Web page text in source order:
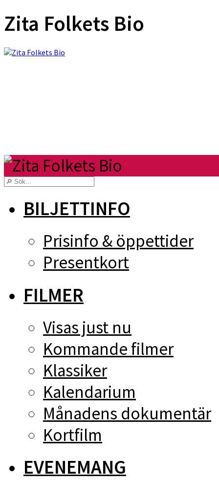
Zita Folkets Bio
BILJETTINFO
Prisinfo & öppettider
Presentkort
FILMER
Visas just nu
Kommande filmer
Klassiker
Kalendarium
Månadens dokumentär
Kortfilm
EVENEMANG